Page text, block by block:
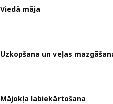
Viedā māja
Uzkopšana un veļas
Mājokļa labiekārtošana